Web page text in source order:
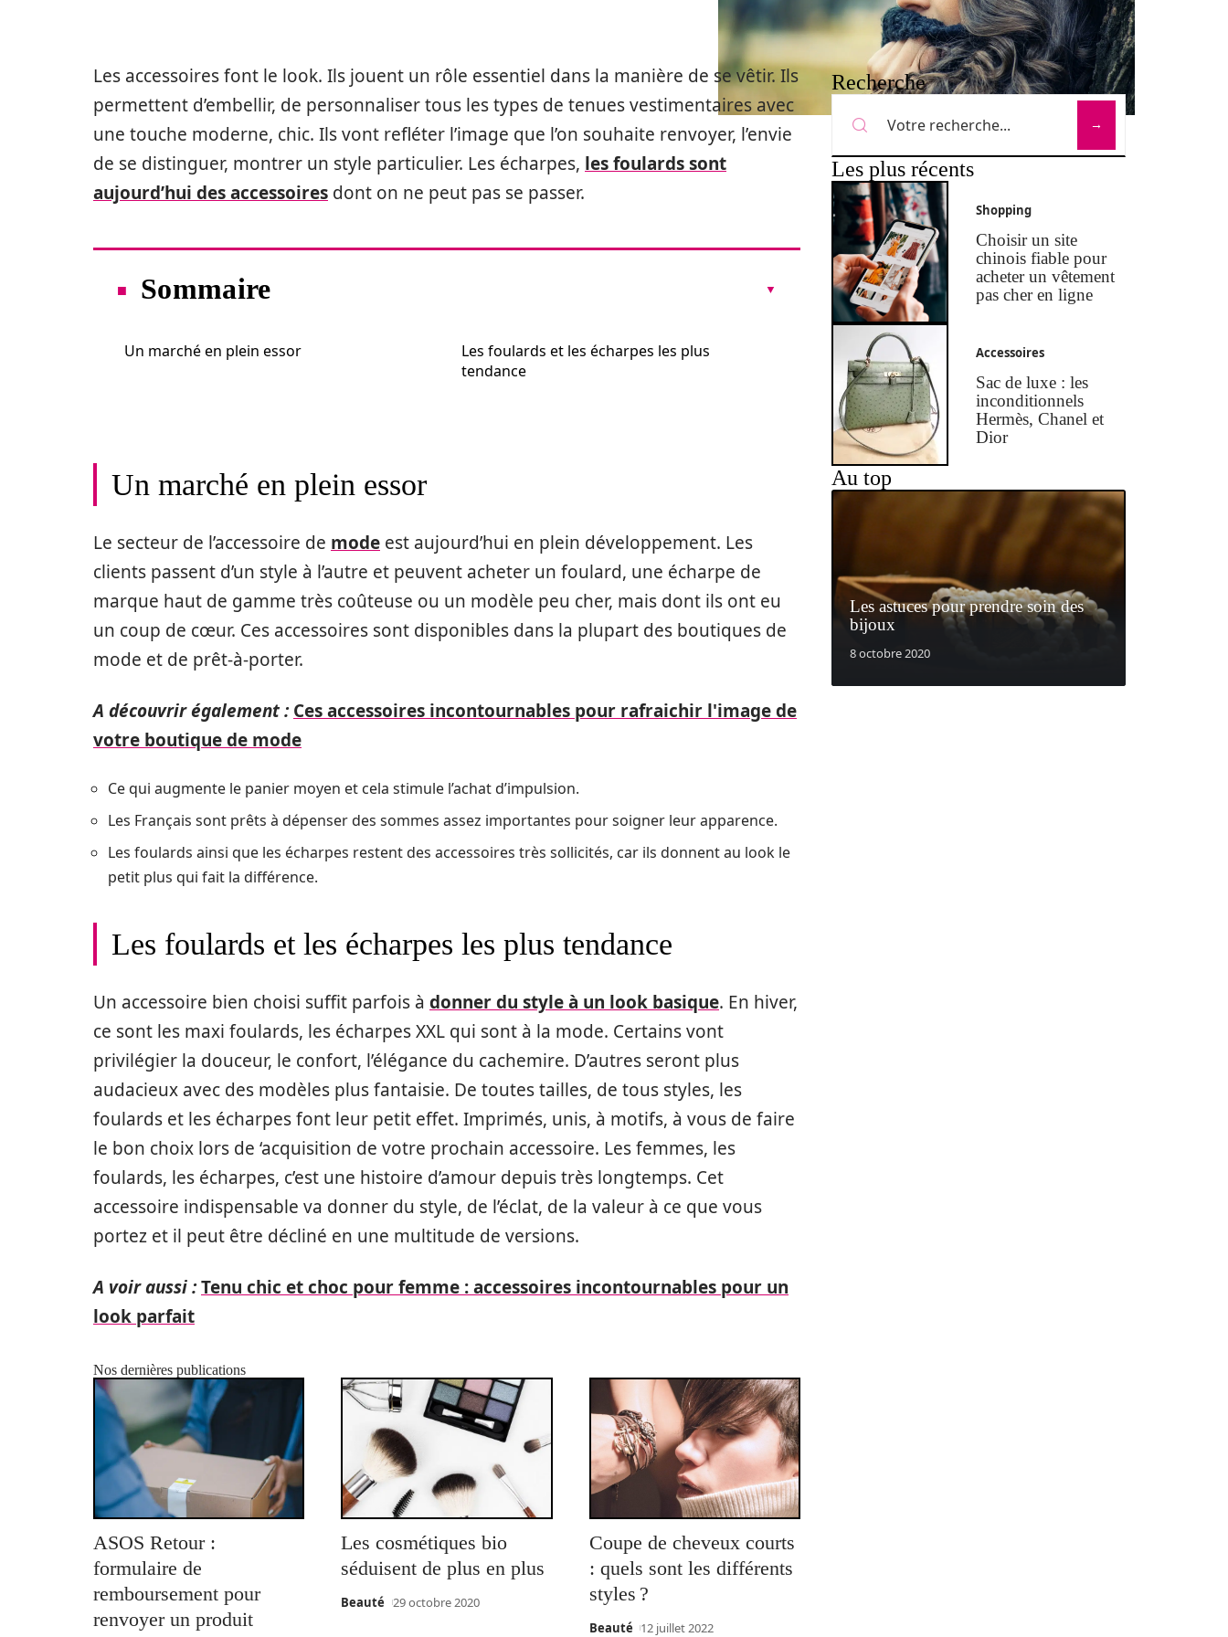
Les accessoires font le look. Ils jouent un rôle essentiel dans la manière de se vêtir. Ils
permettent d’embellir, de personnaliser tous les types de tenues vestimentaires avec
une touche moderne, chic. Ils vont refléter l’image que l’on souhaite renvoyer, l’envie
de se distinguer, montrer un style particulier. Les écharpes, les foulards sont
aujourd’hui des accessoires dont on ne peut pas se passer.
Sommaire
Un marché en plein essor
Les foulards et les écharpes les plus
tendance
Un marché en plein essor
Le secteur de l’accessoire de mode est aujourd’hui en plein développement. Les
clients passent d’un style à l’autre et peuvent acheter un foulard, une écharpe de
marque haut de gamme très coûteuse ou un modèle peu cher, mais dont ils ont eu
un coup de cœur. Ces accessoires sont disponibles dans la plupart des boutiques de
mode et de prêt-à-porter.
A découvrir également : Ces accessoires incontournables pour rafraichir l'image de
votre boutique de mode
Ce qui augmente le panier moyen et cela stimule l’achat d’impulsion.
Les Français sont prêts à dépenser des sommes assez importantes pour soigner leur apparence.
Les foulards ainsi que les écharpes restent des accessoires très sollicités, car ils donnent au look le
petit plus qui fait la différence.
Les foulards et les écharpes les plus tendance
Un accessoire bien choisi suffit parfois à donner du style à un look basique. En hiver,
ce sont les maxi foulards, les écharpes XXL qui sont à la mode. Certains vont
privilégier la douceur, le confort, l’élégance du cachemire. D’autres seront plus
audacieux avec des modèles plus fantaisie. De toutes tailles, de tous styles, les
foulards et les écharpes font leur petit effet. Imprimés, unis, à motifs, à vous de faire
le bon choix lors de ‘acquisition de votre prochain accessoire. Les femmes, les
foulards, les écharpes, c’est une histoire d’amour depuis très longtemps. Cet
accessoire indispensable va donner du style, de l’éclat, de la valeur à ce que vous
portez et il peut être décliné en une multitude de versions.
A voir aussi :Tenu chic et choc pour femme : accessoires incontournables pour un
look parfait
Nos dernières publications
ASOS Retour :
formulaire de
remboursement pour
renvoyer un produit
Les cosmétiques bio
séduisent de plus en plus
Beauté 29 octobre 2020
Coupe de cheveux courts
: quels sont les différents
styles ?
Beauté 12 juillet 2022
Recherche
Les plus récents
Shopping
Choisir un site
chinois fiable pour
acheter un vêtement
pas cher en ligne
Accessoires
Sac de luxe : les
inconditionnels
Hermès, Chanel et
Dior
Au top
Les astuces pour prendre soin des
bijoux
8 octobre 2020